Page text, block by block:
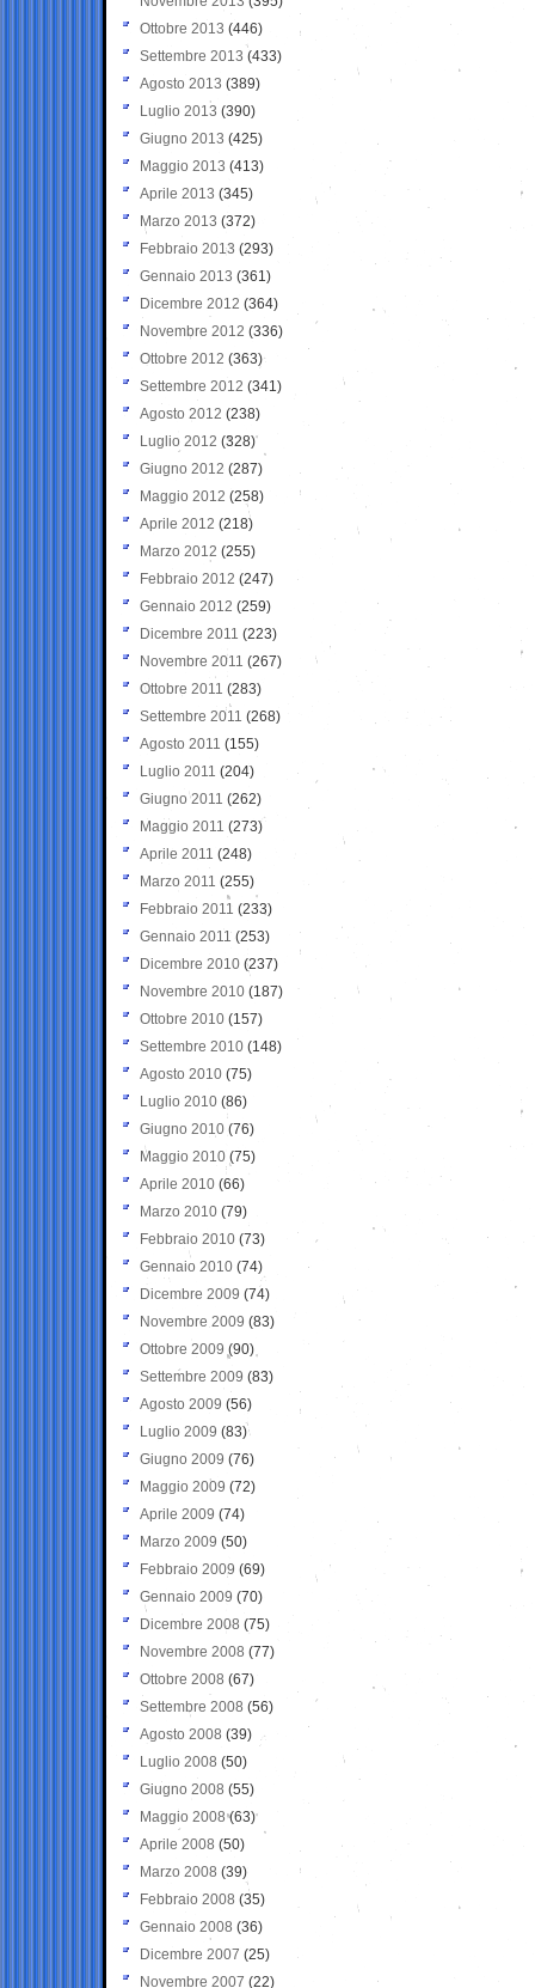
Ottobre 2013 (446)
Settembre 2013 (433)
Agosto 2013 (389)
Luglio 2013 (390)
Giugno 2013 (425)
Maggio 2013 (413)
Aprile 2013 (345)
Marzo 2013 (372)
Febbraio 2013 (293)
Gennaio 2013 (361)
Dicembre 2012 (364)
Novembre 2012 (336)
Ottobre 2012 (363)
Settembre 2012 (341)
Agosto 2012 (238)
Luglio 2012 (328)
Giugno 2012 (287)
Maggio 2012 (258)
Aprile 2012 (218)
Marzo 2012 (255)
Febbraio 2012 (247)
Gennaio 2012 (259)
Dicembre 2011 (223)
Novembre 2011 (267)
Ottobre 2011 (283)
Settembre 2011 (268)
Agosto 2011 (155)
Luglio 2011 (204)
Giugno 2011 (262)
Maggio 2011 (273)
Aprile 2011 (248)
Marzo 2011 (255)
Febbraio 2011 (233)
Gennaio 2011 (253)
Dicembre 2010 (237)
Novembre 2010 (187)
Ottobre 2010 (157)
Settembre 2010 (148)
Agosto 2010 (75)
Luglio 2010 (86)
Giugno 2010 (76)
Maggio 2010 (75)
Aprile 2010 (66)
Marzo 2010 (79)
Febbraio 2010 (73)
Gennaio 2010 (74)
Dicembre 2009 (74)
Novembre 2009 (83)
Ottobre 2009 (90)
Settembre 2009 (83)
Agosto 2009 (56)
Luglio 2009 (83)
Giugno 2009 (76)
Maggio 2009 (72)
Aprile 2009 (74)
Marzo 2009 (50)
Febbraio 2009 (69)
Gennaio 2009 (70)
Dicembre 2008 (75)
Novembre 2008 (77)
Ottobre 2008 (67)
Settembre 2008 (56)
Agosto 2008 (39)
Luglio 2008 (50)
Giugno 2008 (55)
Maggio 2008(63)
Aprile 2008 (50)
Marzo 2008 (39)
Febbraio 2008 (35)
Gennaio 2008 (36)
Dicembre 2007 (25)
Novembre 2007 (22)